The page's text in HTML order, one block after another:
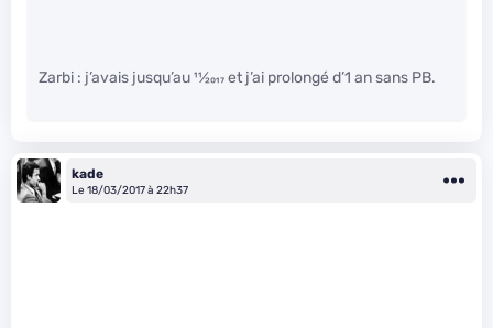
Zarbi : j’avais jusqu’au11⁄2017et j’ai prolongé d’1 an sans PB.
kade
Le 18/03/2017 à 22h37